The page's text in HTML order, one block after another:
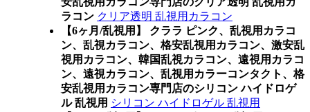
ラコン クリア透明 乱視用カラコン
【6ヶ月/乱視用】 クララ ピンク、乱視用カラコ
ン、乱視カラコン、格安乱視用カラコン、激安乱
視用カラコン、韓国乱視カラコン、遠視用カラコ
ン、遠視カラコン、乱視用カラーコンタクト、格
安乱視用カラコン専門店のシリコン ハイドロゲ
ル 乱視用 シリコン ハイドロゲル 乱視用